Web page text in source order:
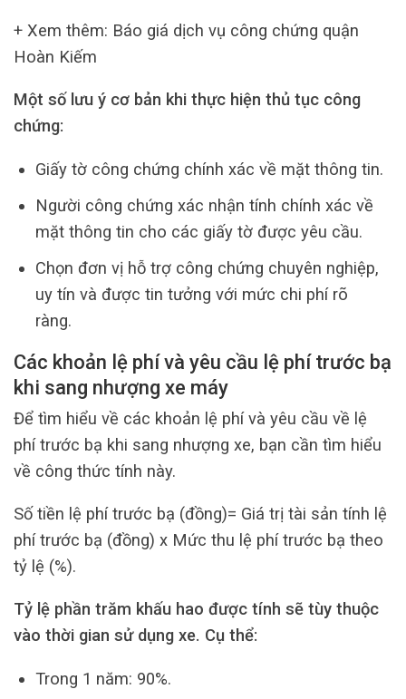
+ Xem thêm: Báo giá dịch vụ công chứng quận
Hoàn Kiếm
Một số lưu ý cơ bản khi thực hiện thủ tục công
chứng:
Giấy tờ công chứng chính xác về mặt thông tin.
Người công chứng xác nhận tính chính xác về
mặt thông tin cho các giấy tờ được yêu cầu.
Chọn đơn vị hỗ trợ công chứng chuyên nghiệp,
uy tín và được tin tưởng với mức chi phí rõ
ràng.
Các khoản lệ phí và yêu cầu lệ phí trước bạ
khi sang nhượng xe máy
Để tìm hiểu về các khoản lệ phí và yêu cầu về lệ
phí trước bạ khi sang nhượng xe, bạn cần tìm hiểu
về công thức tính này.
Số tiền lệ phí trước bạ (đồng)= Giá trị tài sản tính lệ
phí trước bạ (đồng) x Mức thu lệ phí trước bạ theo
tỷ lệ (%).
Tỷ lệ phần trăm khấu hao được tính sẽ tùy thuộc
vào thời gian sử dụng xe. Cụ thể:
Trong 1 năm: 90%.